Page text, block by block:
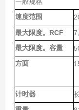
一般规格
速度范围
最大限度。 RCF
最大限度。容量
方面
计时器